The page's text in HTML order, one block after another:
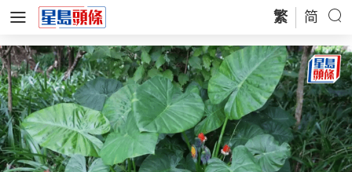
繁 简